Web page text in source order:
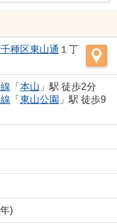
種区東山通 １丁
「 本山 」駅 徒歩2分
「 東山公園 」駅 徒歩9
)